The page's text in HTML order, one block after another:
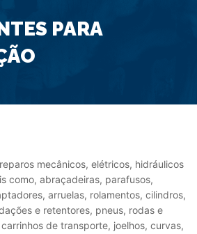
PARA
mecânicos, elétricos, hidráulicos
como, abraçadeiras, parafusos,
arruelas, rolamentos, cilindros,
e retentores, pneus, rodas e
de transporte, joelhos, curvas,